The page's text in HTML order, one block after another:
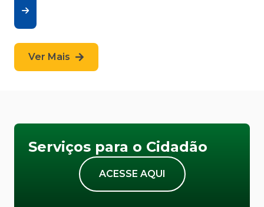
Ver Mais
Serviços para o Cidadão
ACESSE AQUI